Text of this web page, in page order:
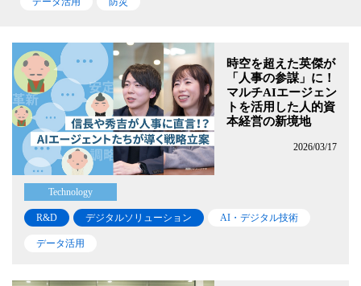
時空を超えた英傑が
「人事の参謀」に！
マルチAIエージェン
トを活用した人的資
本経営の新境地
2026/03/17
Technology
R&D デジタルソリューション AI・デジタル技術
データ活用